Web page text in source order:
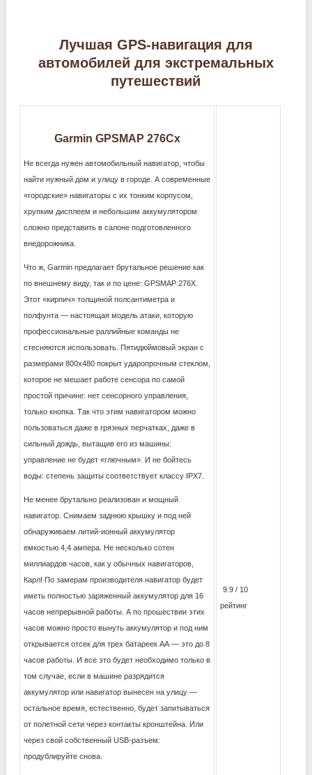
Лучшая GPS-навигация для
автомобилей для экстремальных
путешествий
Garmin GPSMAP 276Cx
Не всегда нужен автомобильный навигатор, чтобы
найти нужный дом и улицу в городе. А современные
«городские» навигаторы с их тонким корпусом,
хрупким дисплеем и небольшим аккумулятором
сложно представить в салоне подготовленного
внедорожника.
Что ж, Garmin предлагает брутальное решение как
по внешнему виду, так и по цене: GPSMAP 276X.
Этот «кирпич» толщиной полсантиметра и
полфунта — настоящая модель атаки, которую
профессиональные раллийные команды не
стесняются использовать. Пятидюймовый экран с
размерами 800х480 покрыт ударопрочным стеклом,
которое не мешает работе сенсора по самой
простой причине: нет сенсорного управления,
только кнопка. Так что этим навигатором можно
пользоваться даже в грязных перчатках, даже в
сильный дождь, вытащив его из машины:
управление не будет «глючным». И не бойтесь
воды: степень защиты соответствует классу IPX7.
Не менее брутально реализован и мощный
навигатор. Снимаем заднюю крышку и под ней
обнаруживаем литий-ионный аккумулятор
емкостью 4,4 ампера. Не несколько сотен
миллиардов часов, как у обычных навигаторов,
Карл! По замерам производителя навигатор будет
иметь полностью заряженный аккумулятор для 16
часов непрерывной работы. А по прошествии этих
часов можно просто вынуть аккумулятор и под ним
открывается отсек для трех батареек АА — это до 8
часов работы. И все это будет необходимо только в
том случае, если в машине разрядится
аккумулятор или навигатор вынесен на улицу —
остальное время, естественно, будет запитываться
от полетной сети через контакты кронштейна. Или
через свой собственный USB-разъем:
продублируйте снова.
9.9 / 10
рейтинг